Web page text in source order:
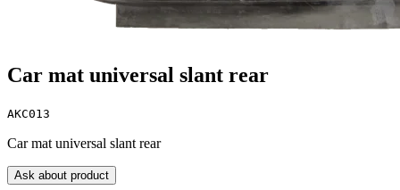
Car mat universal slant rear
AKC013
Car mat universal slant rear
Ask about product